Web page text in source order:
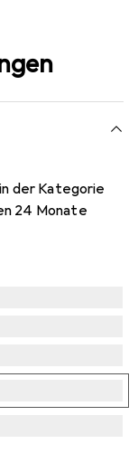
der Kategorie
24 Monate